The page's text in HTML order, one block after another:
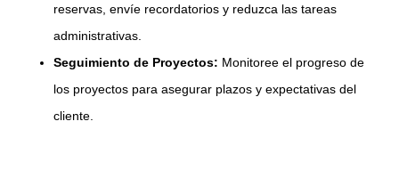
reservas, envíe recordatorios y reduzca las tareas
administrativas.
Seguimiento de Proyectos: Monitoree el progreso de
los proyectos para asegurar plazos y expectativas del
cliente.